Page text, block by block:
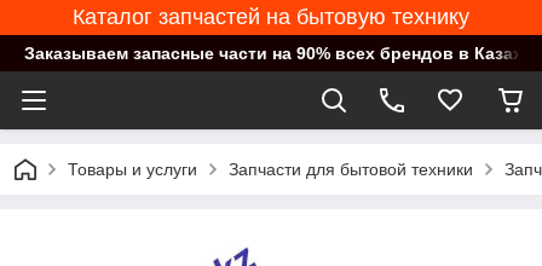
Каталог запчастей на бытовую технику
Заказываем запасные части на 90% всех брендов в
Товары и услуги Запчасти для бытовой техники